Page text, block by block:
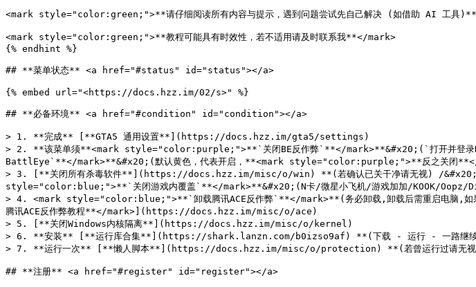
<mark style="color:green;">**请仔细阅读所有内容与提示，遇到问题尝试先自己解决 (如借助 AI 工具
<mark style="color:green;">**教程可能具有时效性，若不适用请及时联系我**</mark>
{% endhint %}
## **菜单状态** <a href="#status" id="status"></a>
{% embed url="<https://docs.hzz.im/02/s>" %}
## **必备环境** <a href="#condition" id="condition"></a>
> 1. **完成** [**GTA5 通用设置**](https://docs.hzz.im/gta5/settings)
> 2. **该菜单须**<mark style="color:purple;">**`关闭BE反作弊`**</mark>**&#x20;(`打开并
BattlEye`**</mark>**&#x20;(默认黄色，代表开启，**<mark style="color:purple;">**反之关闭
> 3. [**关闭所有杀毒软件**](https://docs.hzz.im/misc/o/win) **(若确认已关干净请无视) /
style="color:blue;">**`关闭游戏内覆盖`**</mark>**&#x20;(N卡/微星小飞机/游戏加加/KOOK/
> 4. <mark style="color:blue;">**`卸载腾讯ACE反作弊`**</mark>**(务必卸载,卸载后需重启电脑,如
腾讯ACE反作弊教程**</mark>](https://docs.hzz.im/misc/o/ace)
> 5. [**关闭Windows内核隔离**](https://docs.hzz.im/misc/o/kernel)
> 6. **安装** [**运行库合集**](https://shark.lanzn.com/b0izso9af) **(下载 - 运行 - 一路继续 -
> 7. **运行一次** [**懒人脚本**](https://docs.hzz.im/misc/o/protection) **(若曾运行过请无
## **注册** <a href="#register" id="register"></a>